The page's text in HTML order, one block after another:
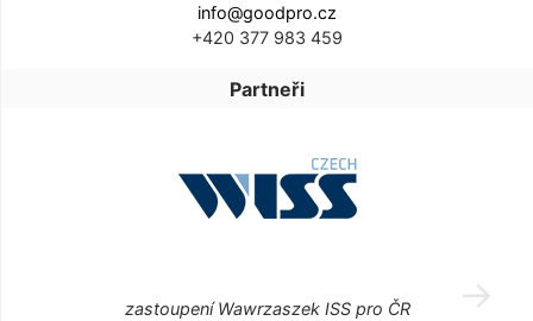
info@goodpro.cz
+420 377 983 459
Partneři
zastoupení Wawrzaszek ISS pro ČR